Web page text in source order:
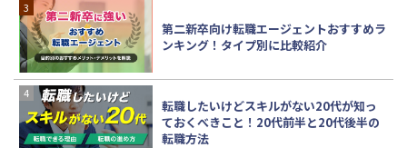
第二新卒向け転職エージェントおすすめラ
ンキング！タイプ別に比較紹介
転職したいけどスキルがない20代が知っ
ておくべきこと！20代前半と20代後半の
転職方法